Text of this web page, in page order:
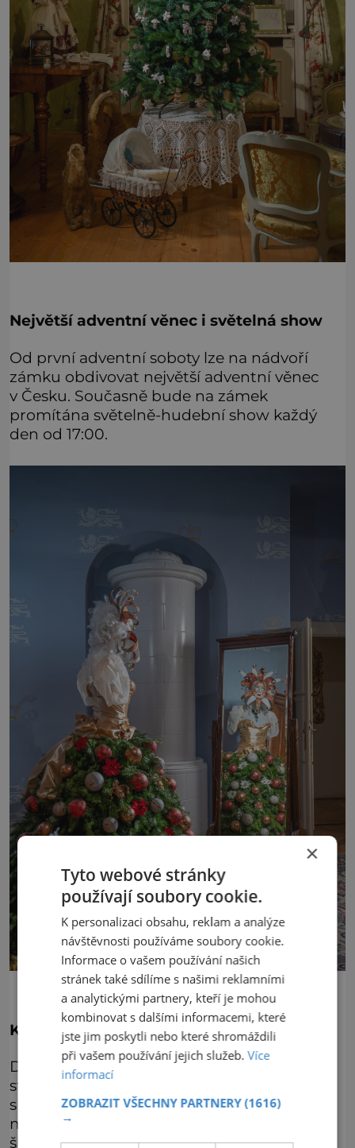
Největší adventní věnec i světelná show
Od první adventní soboty lze na nádvoří
zámku obdivovat největší adventní věnec
v Česku. Současně bude na zámek
promítána světelně-hudební show každý
den od 17:00.
Kdy je ten nejlepší čas na návštěvu?
Dopolední prohlídky Příběhu vánočního
stromečku jsou určeny zejména školním
skupinám. Seznámit se s příběhem Vánoc
mohou přijet žáci mateřských a základních
škol až do vánočních prázdnin.
×
Tyto webové stránky
používají soubory cookie.
K personalizaci obsahu, reklam a analýze
návštěvnosti používáme soubory cookie.
Informace o vašem používání našich
stránek také sdílíme s našimi reklamními
a analytickými partnery, kteří je mohou
kombinovat s dalšími informacemi, které
jste jim poskytli nebo které shromáždili
při vašem používání jejich služeb.Více
informací
ZOBRAZIT VŠECHNY PARTNERY(1616)
→